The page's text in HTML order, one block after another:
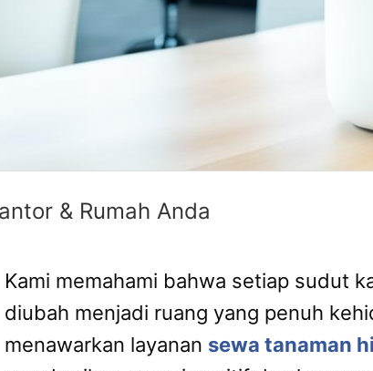
& Rumah Anda
Kami memahami bahwa setiap sudut
diubah menjadi ruang yang penuh
menawarkan layanan sewa tanaman